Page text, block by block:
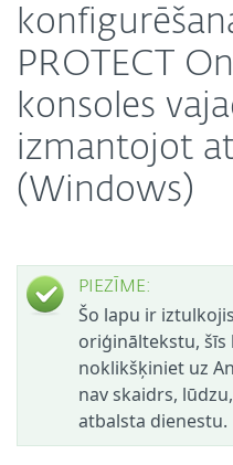
konfigurēšana
PROTECT
konsoles
izmantojot
(Windows)
PIEZĪME:
Šo lapu ir
oriģināltekstu, šīs
noklikšķiniet uz
nav skaidrs,
atbalsta dienestu.